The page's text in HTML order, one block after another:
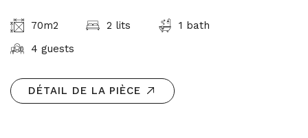
70m2 2 lits
1 bath
4 guests
DÉTAIL DE LA PIÈCE